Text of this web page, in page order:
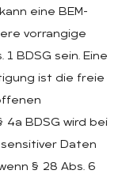
eine BEM-
vorrangige
BDSG sein. Eine
ist die freie
4a BDSG wird bei
Daten
§ 28 Abs. 6